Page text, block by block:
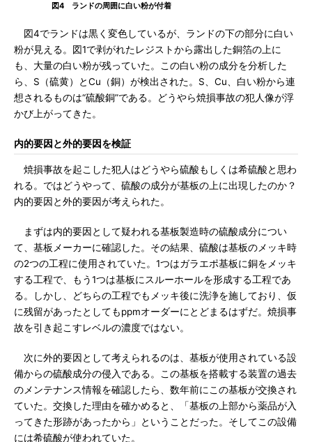
図4 ランドの周囲に白い粉が付着
図4でランドは黒く変色しているが、ランドの下の部分に白い
粉が見える。図1で剥がれたレジストから露出した銅箔の上に
も、大量の白い粉が残っていた。この白い粉の成分を分析した
ら、S（硫黄）とCu（銅）が検出された。S、Cu、白い粉から連
想されるものは“硫酸銅”である。どうやら焼損事故の犯人像が浮
かび上がってきた。
内的要因と外的要因を検証
焼損事故を起こした犯人はどうやら硫酸もしくは希硫酸と思わ
れる。ではどうやって、硫酸の成分が基板の上に出現したのか？
内的要因と外的要因が考えられた。
まずは内的要因として疑われる基板製造時の硫酸成分につい
て、基板メーカーに確認した。その結果、硫酸は基板のメッキ時
の2つの工程に使用されていた。1つはガラエポ基板に銅をメッキ
する工程で、もう1つは基板にスルーホールを形成する工程であ
る。しかし、どちらの工程でもメッキ後に洗浄を施しており、仮
に残留があったとしてもppmオーダーにとどまるはずだ。焼損事
故を引き起こすレベルの濃度ではない。
次に外的要因として考えられるのは、基板が使用されている設
備からの硫酸成分の侵入である。この基板を搭載する装置の過去
のメンテナンス情報を確認したら、数年前にこの基板が交換され
ていた。交換した理由を確かめると、「基板の上部から薬品が入
ってきた形跡があったから」ということだった。そしてこの設備
には希硫酸が使われていた。